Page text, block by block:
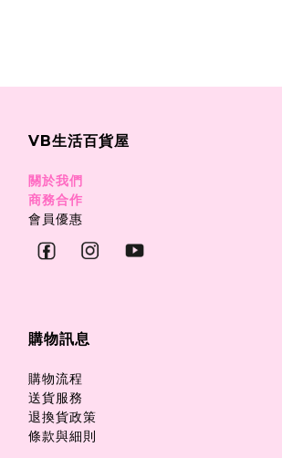
VB生活百貨屋
關於我們
商務合作
會員優惠
購物訊息
購物流程
送貨服務
退換貨政策
條款與細則